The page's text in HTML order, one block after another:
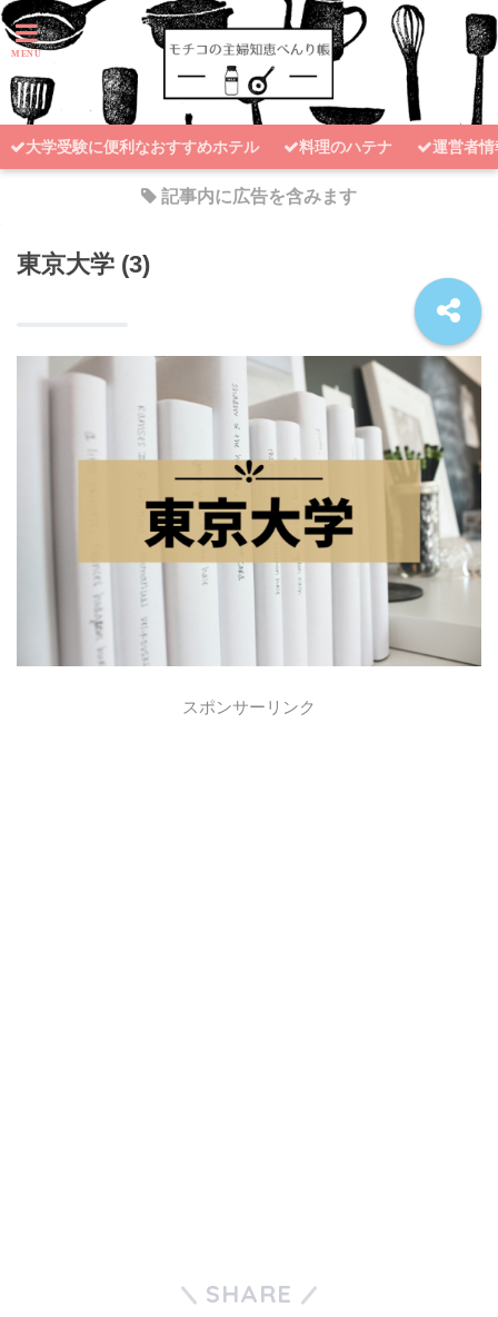
大学受験に便利なおすすめホテル 料理のハテナ 運営者情
記事内に広告を含みます
東京大学 (3)
スポンサーリンク
SHARE